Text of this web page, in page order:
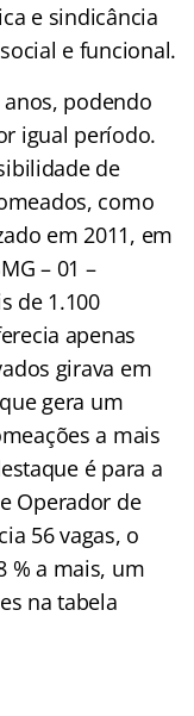
e sindicância
e funcional.
podendo
igual período.
de
como
em 2011, em
– 01 –
de 1.100
apenas
girava em
gera um
a mais
é para a
Operador de
56 vagas, o
% a mais, um
na tabela